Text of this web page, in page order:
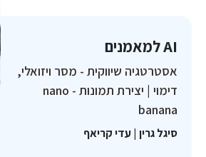
AI למאמנים
אסטרטגיה שיווקית - מסר ויזואלי,
דימוי | יצירת תמונות - nano
banana
סיגל גרין |עדי קריאף